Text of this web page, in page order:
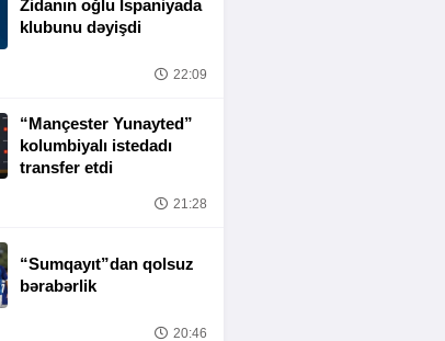
Zidanın oğlu İspaniyada
klubunu dəyişdi
22:09
“Mançester Yunayted”
kolumbiyalı istedadı
transfer etdi
21:28
“Sumqayıt”dan qolsuz
bərabərlik
20:46